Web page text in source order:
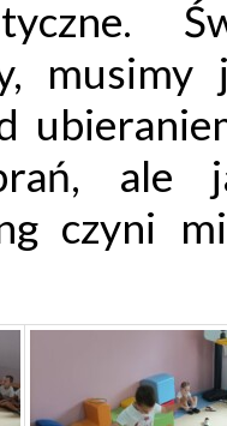
musimy
ale
czyni